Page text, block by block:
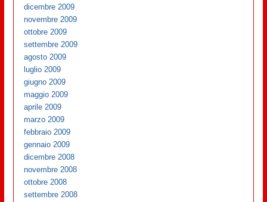
dicembre 2009
novembre 2009
ottobre 2009
settembre 2009
agosto 2009
luglio 2009
giugno 2009
maggio 2009
aprile 2009
marzo 2009
febbraio 2009
gennaio 2009
dicembre 2008
novembre 2008
ottobre 2008
settembre 2008